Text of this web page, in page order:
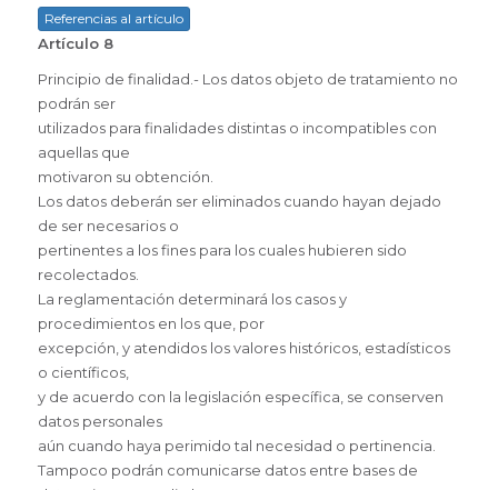
Referencias al artículo
Artículo 8
Principio de finalidad.- Los datos objeto de tratamiento no
podrán ser
utilizados para finalidades distintas o incompatibles con
aquellas que
motivaron su obtención.
Los datos deberán ser eliminados cuando hayan dejado
de ser necesarios o
pertinentes a los fines para los cuales hubieren sido
recolectados.
La reglamentación determinará los casos y
procedimientos en los que, por
excepción, y atendidos los valores históricos, estadísticos
o científicos,
y de acuerdo con la legislación específica, se conserven
datos personales
aún cuando haya perimido tal necesidad o pertinencia.
Tampoco podrán comunicarse datos entre bases de